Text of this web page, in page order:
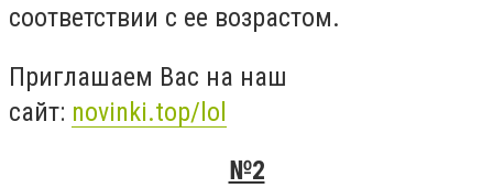
соответствии с ее возрастом.
Приглашаем Вас на наш
сайт: novinki.top/lol
№2